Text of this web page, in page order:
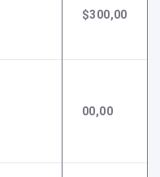
$300,00
00,00